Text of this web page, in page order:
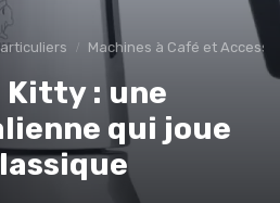
Machines à Café et
: une
qui joue